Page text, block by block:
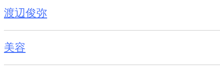
渡辺俊弥
美容